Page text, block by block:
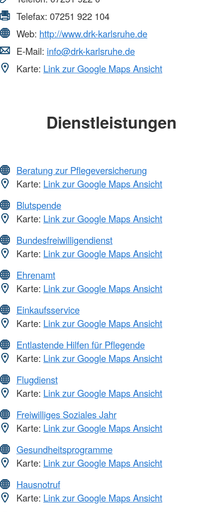
Telefax: 07251 922 104
Web: http://www.drk-karlsruhe.de
E-Mail: info@drk-karlsruhe.de
Karte: Link zur Google Maps Ansicht
Dienstleistungen
Beratung zur Pflegeversicherung
Karte: Link zur Google Maps Ansicht
Blutspende
Karte: Link zur Google Maps Ansicht
Bundesfreiwilligendienst
Karte: Link zur Google Maps Ansicht
Ehrenamt
Karte: Link zur Google Maps Ansicht
Einkaufsservice
Karte: Link zur Google Maps Ansicht
Entlastende Hilfen für Pflegende
Karte: Link zur Google Maps Ansicht
Flugdienst
Karte: Link zur Google Maps Ansicht
Freiwilliges Soziales Jahr
Karte: Link zur Google Maps Ansicht
Gesundheitsprogramme
Karte: Link zur Google Maps Ansicht
Hausnotruf
Karte: Link zur Google Maps Ansicht